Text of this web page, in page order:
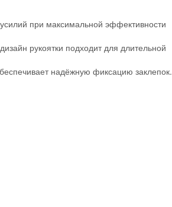
при максимальной эффективности
рукоятки подходит для длительной
надёжную фиксацию заклепок.